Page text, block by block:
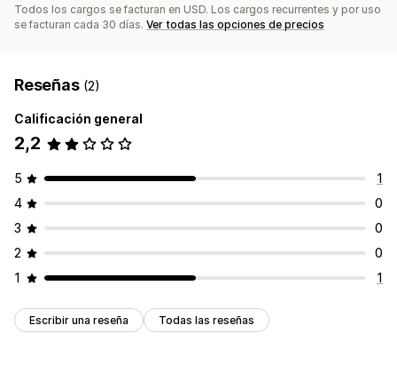
Todos los cargos se facturan en USD. Los cargos recurrentes y por uso
se facturan cada 30 días. Ver todas las opciones de precios
Reseñas (2)
Calificación general
2,2
5
1
4
0
3
0
2
0
1
1
Escribir una reseña Todas las reseñas